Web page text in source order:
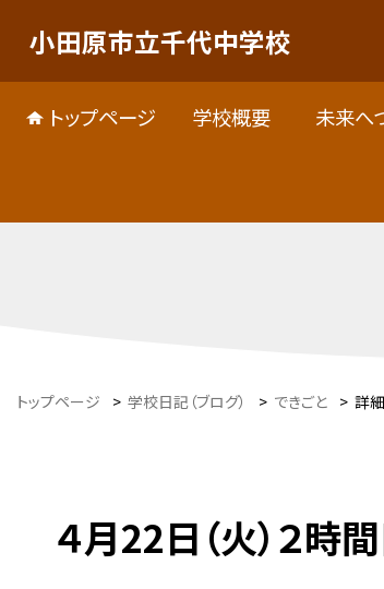
小田原市立千代中学校
トップページ 学校概要 未来へ
トップページ > 学校日記（ブログ） > できごと > 詳細
４月22日（火）２時